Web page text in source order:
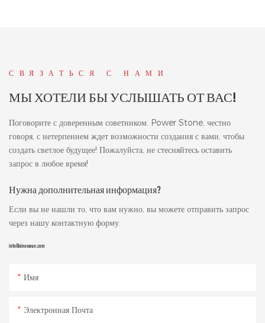
СВЯЗАТЬСЯ С НАМИ
МЫ ХОТЕЛИ БЫ УСЛЫШАТЬ ОТ ВАС!
Поговорите с доверенным советником. Power Stone, честно
говоря, с нетерпением ждет возможности создания с вами, чтобы
создать светлое будущее! Пожалуйста, не стесняйтесь оставить
запрос в любое время!
Нужна дополнительная информация?
Если вы не нашли то, что вам нужно, вы можете отправить запрос
через нашу контактную форму.
info@sinoswan.com
Имя
Электронная Почта